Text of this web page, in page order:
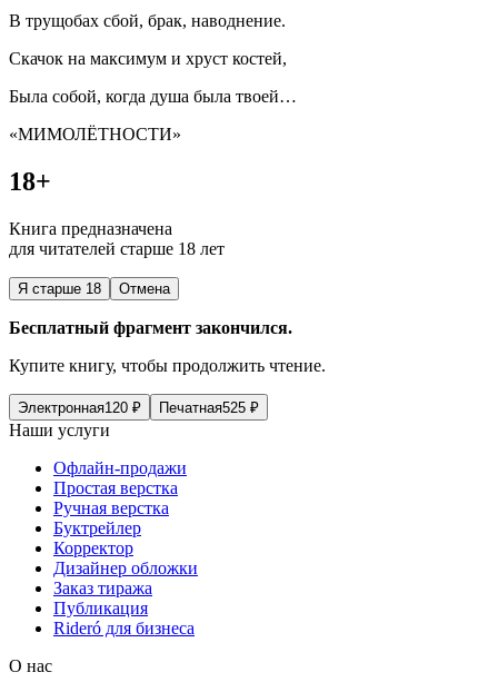
В трущобах сбой, брак, наводнение.
Скачок на максимум и хруст костей,
Была собой, когда душа была твоей…
«МИМОЛЁТНОСТИ»
18+
Книга предназначена
для читателей старше 18 лет
Я старше 18 Отмена
Бесплатный фрагмент закончился.
Купите книгу, чтобы продолжить чтение.
Электронная120 ₽ Печатная525 ₽
Наши услуги
Офлайн-продажи
Простая верстка
Ручная верстка
Буктрейлер
Корректор
Дизайнер обложки
Заказ тиража
Публикация
Rideró для бизнеса
О нас